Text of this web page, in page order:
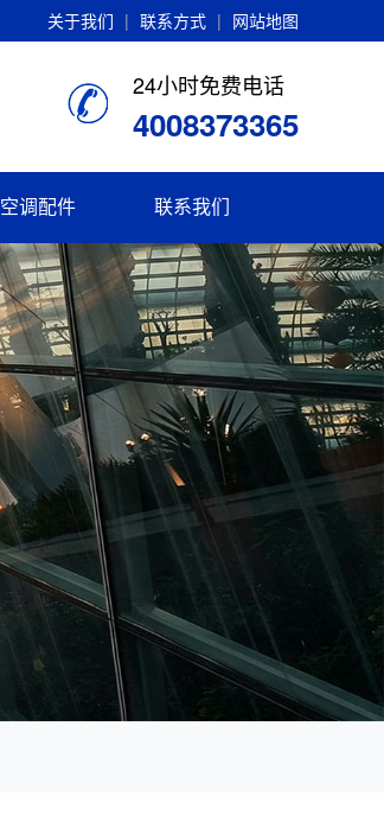
关于我们 | 联系方式 | 网站地图
24小时免费电话
4008373365
空调配件 联系我们